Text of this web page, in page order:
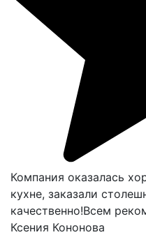
Компания оказалась
кухне, заказали
качественно!Всем
Ксения Кононова